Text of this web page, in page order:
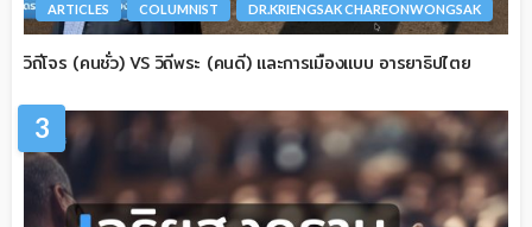
ARTICLES COLUMNIST DR.KRIENGSAK CHAREONWONGSAK
วิถีโจร (คนชั่ว) VS วิถีพระ (คนดี) และการเมืองแบบ อารยาธิปไตย
3